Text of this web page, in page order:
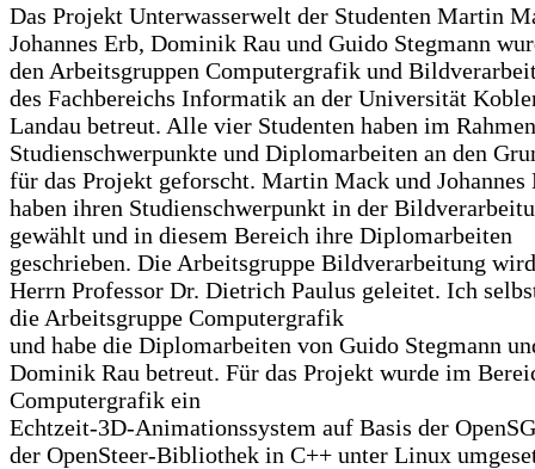
Das Projekt Unterwasserwelt der Studenten Martin
Johannes Erb, Dominik Rau und Guido Stegmann
den Arbeitsgruppen Computergrafik und
des Fachbereichs Informatik an der Universität
Landau betreut. Alle vier Studenten haben im
Studienschwerpunkte und Diplomarbeiten an den
für das Projekt geforscht. Martin Mack und Johannes
haben ihren Studienschwerpunkt in der
gewählt und in diesem Bereich ihre Diplomarbeiten
geschrieben. Die Arbeitsgruppe Bildverarbeitung
Herrn Professor Dr. Dietrich Paulus geleitet. Ich
die Arbeitsgruppe Computergrafik
und habe die Diplomarbeiten von Guido Stegmann
Dominik Rau betreut. Für das Projekt wurde im
Computergrafik ein
Echtzeit-3D-Animationssystem auf Basis der
der OpenSteer-Bibliothek in C++ unter Linux